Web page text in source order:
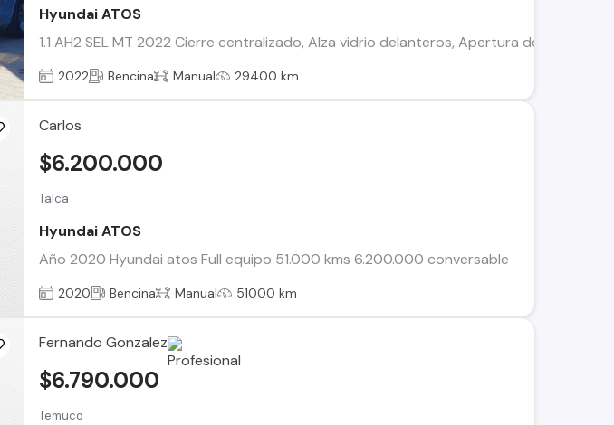
Hyundai ATOS
1.1 AH2 SEL MT 2022 Cierre centralizado, Alza vidrio delanteros, Apertura de maleta
2022 Bencina Manual 29400 km
Carlos
Talca
Hyundai ATOS
Año 2020 Hyundai atos Full equipo 51.000 kms 6.200.000 conversable
$6.200.000
2020 Bencina Manual 51000 km
Fernando Gonzalez
Temuco
$6.790.000